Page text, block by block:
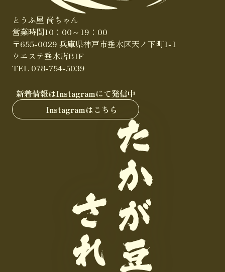
とうふ屋 尚ちゃん
営業時間10：00～19：00
〒655-0029 兵庫県神戸市垂水区天ノ下町1-1
ウエステ垂水店B1F
TEL 078-754-5039
新着情報はInstagramにて発信中
Instagramはこちら